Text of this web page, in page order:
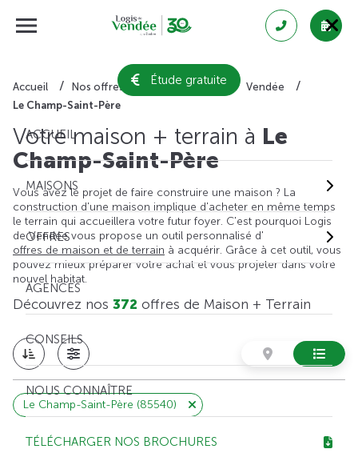
Étude gratuite
ACCUEIL
MAISONS
OFFRES
AGENCES
CONSEILS
NOUS CONNAÎTRE
TÉLÉCHARGER NOS BROCHURES
Accueil Nos offres de maison + terrain
Vendée
Le Champ-Saint-Père
Votre maison + terrain à Le
Champ-Saint-Père
Vous avez le projet de faire construire une maison ? La
construction d'une maison implique d'acheter en même temps
le terrain qui accueillera votre futur foyer. C'est pourquoi Logis
de Vendée vous propose un outil personnalisé d'
offres de maison et de terrain à acquérir. Grâce à cet outil, vous
pouvez mieux préparer votre achat et vous projeter dans votre
nouvel habitat.
Découvrez nos 372 offres de Maison + Terrain
Le Champ-Saint-Père (85540)